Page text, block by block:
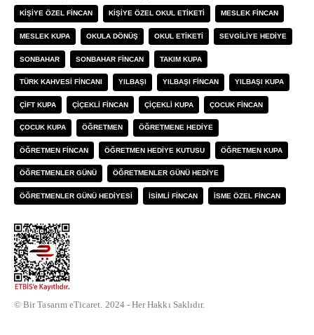
KIŞIYE ÖZEL FINCAN KIŞIYE ÖZEL OKUL ETIKETI MESLEK FINCAN
MESLEK KUPA OKULA DÖNÜŞ OKUL ETIKETI SEVGILIYE HEDIYE
SONBAHAR SONBAHAR FINCAN TAKIM KUPA
TÜRK KAHVESI FINCANI YILBAŞI YILBAŞI FINCAN YILBAŞI KUPA
ÇIFT KUPA ÇIÇEKLI FINCAN ÇIÇEKLI KUPA ÇOCUK FINCAN
ÇOCUK KUPA ÖĞRETMEN ÖĞRETMENE HEDIYE
ÖĞRETMEN FINCAN ÖĞRETMEN HEDIYE KUTUSU ÖĞRETMEN KUPA
ÖĞRETMENLER GÜNÜ ÖĞRETMENLER GÜNÜ HEDIYE
ÖĞRETMENLER GÜNÜ HEDIYESI İSIMLI FINCAN İSME ÖZEL FINCAN
© Bir Tasarım eTicaret. 2024 - Her Hakkı Saklıdır.